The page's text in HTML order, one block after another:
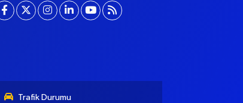
Trafik Durumu